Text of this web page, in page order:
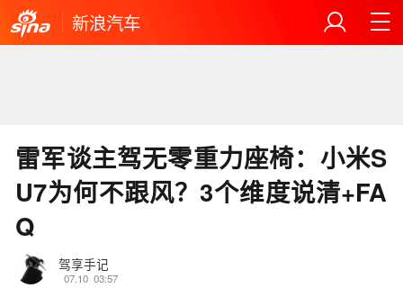
新浪汽车
雷军谈主驾无零重力座椅：小米S
U7为何不跟风？3个维度说清+FA
Q
驾享手记
07.10 03:57